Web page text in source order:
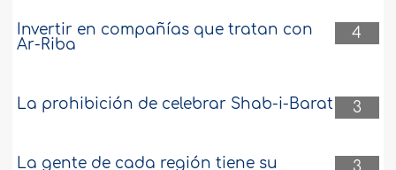
4
Invertir en compañías que tratan con
Ar-Riba
3
La prohibición de celebrar Shab-i-Barat
La gente de cada región tiene su